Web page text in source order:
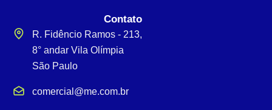
Contato
R. Fidêncio Ramos - 213,
8° andar Vila Olímpia
São Paulo
comercial@me.com.br